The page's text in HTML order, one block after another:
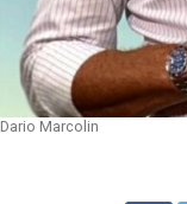
Dario Marcolin